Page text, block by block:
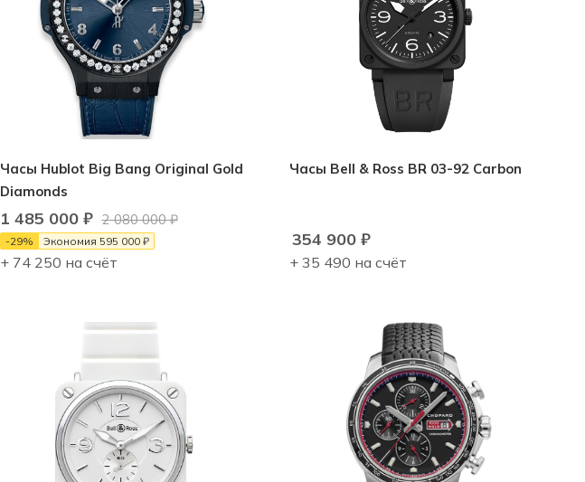
Часы Hublot Big Bang Original Gold
Diamonds
1 485 000₽ 2 080 000₽
-29% Экономия 595 000₽
+ 74 250 на счёт
Часы Bell & Ross BR 03-92 Carbon
354 900 ₽
+ 35 490 на счёт